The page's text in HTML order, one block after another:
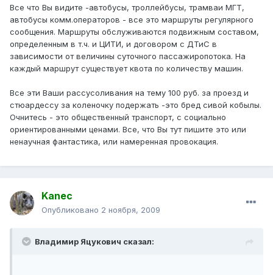
Все что Вы видите -автобусы, троллейбусы, трамваи МГТ,
автобусы комм.операторов - все это маршруты регулярного
сообщения. Маршруты обслуживаются подвижным составом,
определенным в т.ч. и ЦИТИ, и договором с ДТиС в
зависимости от величины суточного пассажиропотока. На
каждый маршрут существует квота по количеству машин.
Все эти Ваши рассусоливания на тему 100 руб. за проезд и
стюардессу за коленочку подержать -это бред сивой кобылы.
Очнитесь - это общественный транспорт, с социально
ориентированными ценами. Все, что Вы тут пишите это или
ненаучная фантастика, или намеренная провокация.
Kanec
Опубликовано 2 ноября, 2009
Владимир Яцукович сказал: